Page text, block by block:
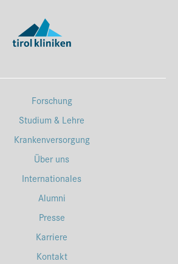
Forschung
Studium & Lehre
Krankenversorgung
Über uns
Internationales
Alumni
Presse
Karriere
Kontakt